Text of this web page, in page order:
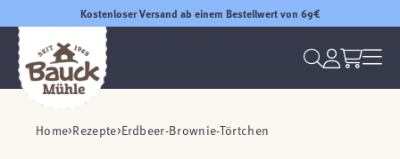
Kostenloser Versand ab einem Bestellwert von 69€
Home Rezepte Erdbeer-Brownie-Törtchen